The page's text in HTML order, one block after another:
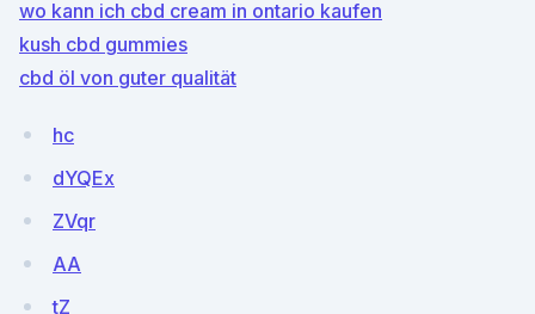
wo kann ich cbd cream in ontario kaufen
kush cbd gummies
cbd öl von guter qualität
hc
dYQEx
ZVqr
AA
tZ